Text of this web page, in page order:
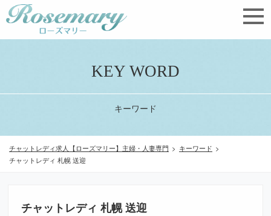
KEY WORD
キーワード
チャットレディ求人【ローズマリー】主婦・人妻専門 > キーワード >
チャットレディ 札幌 送迎
チャットレディ 札幌 送迎